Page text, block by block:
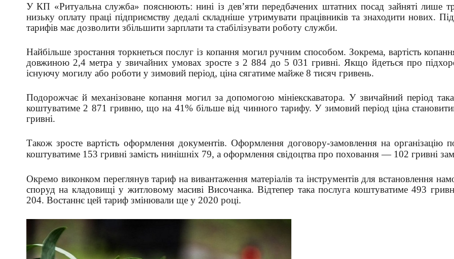
У КП «Ритуальна служба» пояснюють: нині із дев’яти передбачених штатних посад зайняті лише
низьку оплату праці підприємству дедалі складніше утримувати працівників та знаходити нових.
тарифів має дозволити збільшити зарплати та стабілізувати роботу служби.
Найбільше зростання торкнеться послуг із копання могил ручним способом. Зокрема, вартість
довжиною 2,4 метра у звичайних умовах зросте з 2 884 до 5 031 гривні. Якщо йдеться про
існуючу могилу або роботи у зимовий період, ціна сягатиме майже 8 тисяч гривень.
Подорожчає й механізоване копання могил за допомогою мініекскаватора. У звичайний період
коштуватиме 2 871 гривню, що на 41% більше від чинного тарифу. У зимовий період ціна
гривні.
Також зросте вартість оформлення документів. Оформлення договору-замовлення на організацію
коштуватиме 153 гривні замість нинішніх 79, а оформлення свідоцтва про поховання — 102 гривні
Окремо виконком переглянув тариф на вивантаження матеріалів та інструментів для встановлення
споруд на кладовищі у житловому масиві Височанка. Відтепер така послуга коштуватиме 493
204. Востаннє цей тариф змінювали ще у 2020 році.